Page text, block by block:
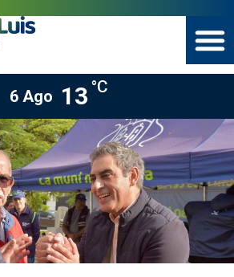
6 Ago 13 °C